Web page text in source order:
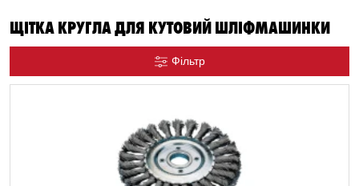
ЩІТКА КРУГЛА ДЛЯ КУТОВИЙ ШЛІФМАШИНКИ
Фільтр